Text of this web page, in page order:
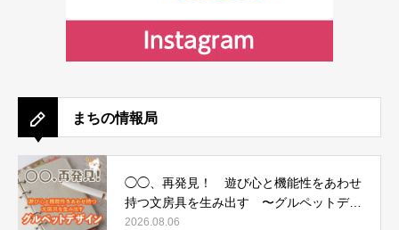
まちの情報局
◯◯、再発見！ 遊び心と機能性をあわせ
持つ文房具を生み出す 〜グルペットデザ
イン〜
2026.08.06